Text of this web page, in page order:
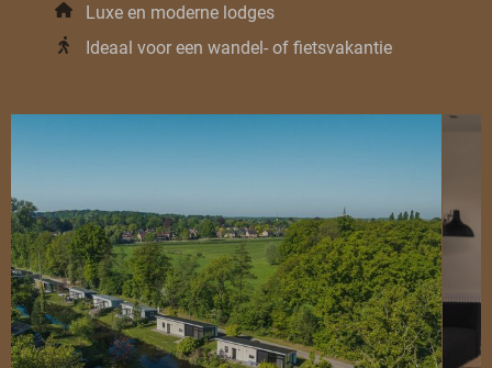
Luxe en moderne lodges
Ideaal voor een wandel- of fietsvakantie